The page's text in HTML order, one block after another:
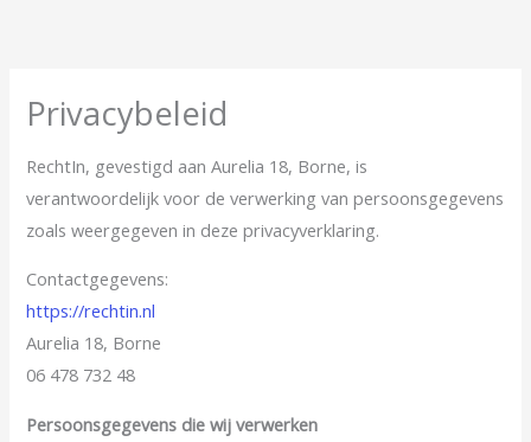
inhoudPrivacybeleid
RechtIn, gevestigd aan Aurelia 18, Borne, is
verantwoordelijk voor de verwerking van persoonsgegevens
zoals weergegeven in deze privacyverklaring.
Contactgegevens:
https://rechtin.nl
Aurelia 18, Borne
06 478 732 48
Persoonsgegevens die wij verwerken